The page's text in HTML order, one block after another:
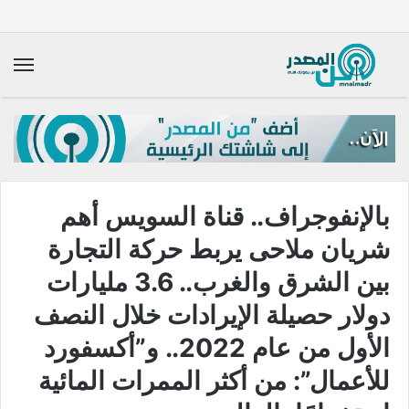
بالإنفوجراف.. قناة السويس أهم
شريان ملاحى يربط حركة التجارة
بين الشرق والغرب.. 3.6 مليارات
دولار حصيلة الإيرادات خلال النصف
الأول من عام 2022.. و”أكسفورد
للأعمال”: من أكثر الممرات المائية